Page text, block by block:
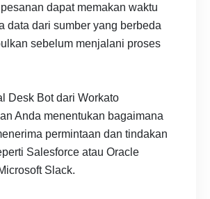
dapat memakan waktu
data dari sumber yang berbeda
sebelum menjalani proses
Desk Bot dari Workato
Anda menentukan bagaimana
permintaan dan tindakan
Salesforce atau Oracle
Slack.